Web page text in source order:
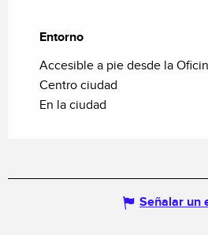
Entorno
Entorno
Accesible a pie desde la
Centro ciudad
En la ciudad
Señalar un